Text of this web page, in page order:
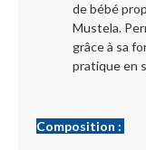
de bébé
Mustela.
grâce à sa
pratique en
Composition :